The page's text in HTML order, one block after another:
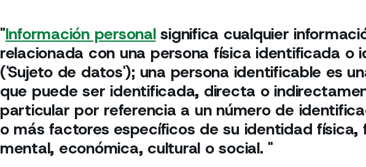
"Información personalsignifica cualquier
relacionada con una persona física identificada o
('Sujeto de datos'); una persona identificable es
que puede ser identificada, directa o
particular por referencia a un número de
o más factores específicos de su identidad física,
mental, económica, cultural o social. "